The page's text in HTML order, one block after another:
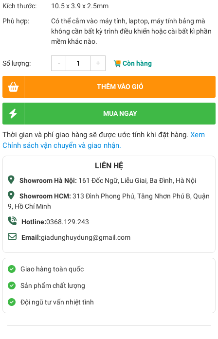
Kích thước:
10.5 x 3.9 x 2.5mm
Phù hợp:
Có thể cắm vào máy tính, laptop, máy tính bảng mà
không cần bất kỳ trình điều khiển hoặc cài bất kì phần
mềm khác nào.
Số lượng: - + Còn hàng
THÊM VÀO GIỎ
MUA NGAY
Thời gian và phí giao hàng sẽ được ước tính khi đặt hàng. Xem
Chính sách vận chuyển và giao nhận.
LIÊN HỆ
Showroom Hà Nội: 161 Đốc Ngữ, Liễu Giai, Ba Đình, Hà Nội
Showroom HCM: 313 Đình Phong Phú, Tăng Nhơn Phú B, Quận
9, Hồ Chí Minh
Hotline:0368.129.243
Email:giadunghuydung@gmail.com
Giao hàng toàn quốc
Sản phẩm chất lượng
Đội ngũ tư vấn nhiệt tình